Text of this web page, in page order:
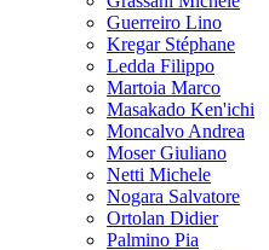
Guerreiro Lino
Kregar Stéphane
Ledda Filippo
Martoia Marco
Masakado Ken'ichi
Moncalvo Andrea
Moser Giuliano
Netti Michele
Nogara Salvatore
Ortolan Didier
Palmino Pia